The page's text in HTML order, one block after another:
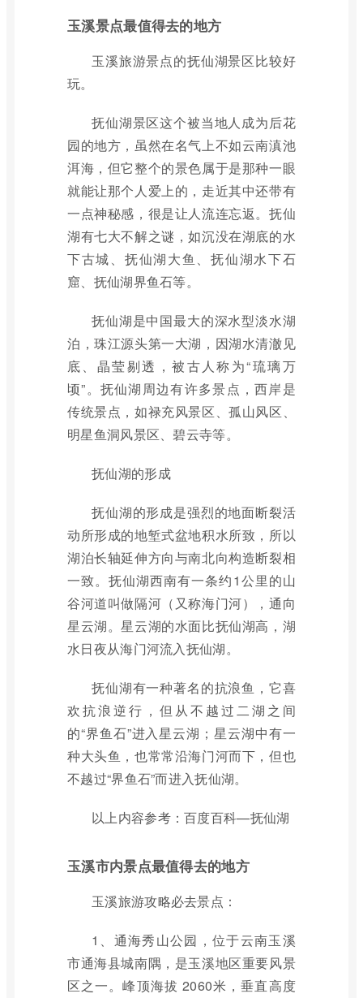
玉溪景点最值得去的地方
玉溪旅游景点的抚仙湖景区比较好
玩。
抚仙湖景区这个被当地人成为后花
园的地方，虽然在名气上不如云南滇池
洱海，但它整个的景色属于是那种一眼
就能让那个人爱上的，走近其中还带有
一点神秘感，很是让人流连忘返。抚仙
湖有七大不解之谜，如沉没在湖底的水
下古城、抚仙湖大鱼、抚仙湖水下石
窟、抚仙湖界鱼石等。
抚仙湖是中国最大的深水型淡水湖
泊，珠江源头第一大湖，因湖水清澈见
底、晶莹剔透，被古人称为“琉璃万
顷”。抚仙湖周边有许多景点，西岸是
传统景点，如禄充风景区、孤山风区、
明星鱼洞风景区、碧云寺等。
抚仙湖的形成
抚仙湖的形成是强烈的地面断裂活
动所形成的地堑式盆地积水所致，所以
湖泊长轴延伸方向与南北向构造断裂相
一致。抚仙湖西南有一条约1公里的山
谷河道叫做隔河（又称海门河），通向
星云湖。星云湖的水面比抚仙湖高，湖
水日夜从海门河流入抚仙湖。
抚仙湖有一种著名的抗浪鱼，它喜
欢抗浪逆行，但从不越过二湖之间
的“界鱼石”进入星云湖；星云湖中有一
种大头鱼，也常常沿海门河而下，但也
不越过“界鱼石”而进入抚仙湖。
以上内容参考：百度百科—抚仙湖
玉溪市内景点最值得去的地方
玉溪旅游攻略必去景点：
1、通海秀山公园，位于云南玉溪
市通海县城南隅，是玉溪地区重要风景
区之一。峰顶海拔 2060米，垂直高度